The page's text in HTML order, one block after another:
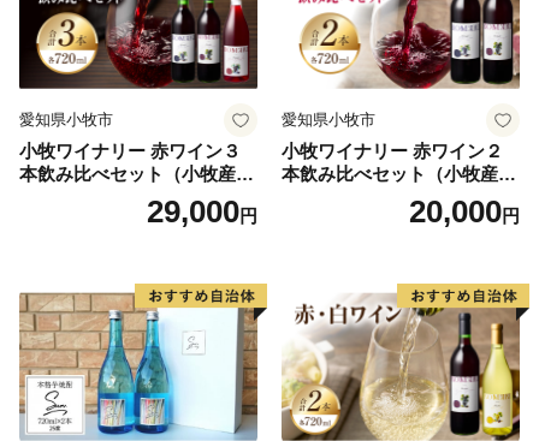
愛知県小牧市
小牧ワイナリー 赤ワイン３
本飲み比べセット（小牧産ぶ
どう100％使用）29,000円
愛知県小牧市
小牧ワイナリー 赤ワイン２
本飲み比べセット（小牧産ぶ
どう100％使用）20,000円